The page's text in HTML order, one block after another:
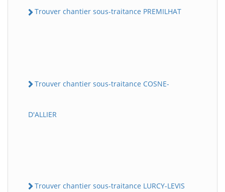
Trouver chantier sous-traitance PREMILHAT
Trouver chantier sous-traitance COSNE-
D'ALLIER
Trouver chantier sous-traitance LURCY-LEVIS